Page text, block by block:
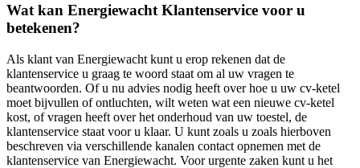
Wat kan Energiewacht Klantenservice voor u
betekenen?
Als klant van Energiewacht kunt u erop rekenen dat de
klantenservice u graag te woord staat om al uw vragen te
beantwoorden. Of u nu advies nodig heeft over hoe u uw cv-ketel
moet bijvullen of ontluchten, wilt weten wat een nieuwe cv-ketel
kost, of vragen heeft over het onderhoud van uw toestel, de
klantenservice staat voor u klaar. U kunt zoals u zoals hierboven
beschreven via verschillende kanalen contact opnemen met de
klantenservice van Energiewacht. Voor urgente zaken kunt u het